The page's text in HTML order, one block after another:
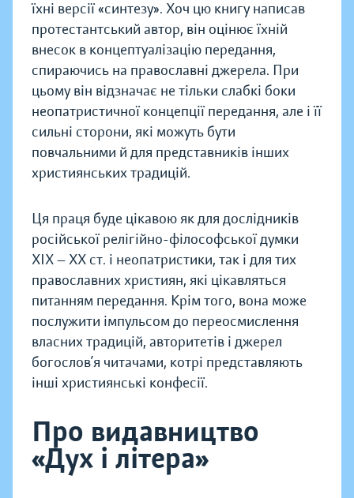
їхні версії «синтезу». Хоч цю книгу написав
протестантський автор, він оцінює їхній
внесок в концептуалізацію передання,
спираючись на православні джерела. При
цьому він відзначає не тільки слабкі боки
неопатристичної концепції передання, але і її
сильні сторони, які можуть бути
повчальними й для представників інших
християнських традицій.
Ця праця буде цікавою як для дослідників
російської релігійно-філософської думки
XIX — XX ст. і неопатристики, так і для тих
православних християн, які цікавляться
питанням передання. Крім того, вона може
послужити імпульсом до переосмислення
власних традицій, авторитетів і джерел
богослов’я читачами, котрі представляють
інші християнські конфесії.
Про видавництво
«Дух і літера»